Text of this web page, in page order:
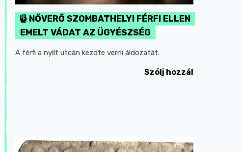
NŐVERŐ SZOMBATHELYI FÉRFI ELLEN
EMELT VÁDAT AZ ÜGYÉSZSÉG
A férfi a nyílt utcán kezdte verni áldozatát.
Szólj hozzá!